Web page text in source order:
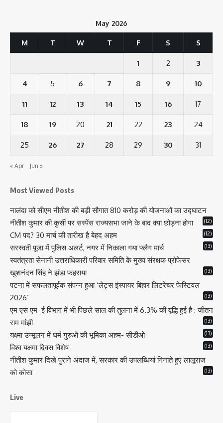
May 2026
M T W T F S S
1 2 3
4 5 6 7 8 9 10
11 12 13 14 15 16 17
18 19 20 21 22 23 24
25 26 27 28 29 30 31
« Apr Jun »
Most Viewed Posts
नालंदा को सीएम नीतीश की बड़ी सौगात 810 करोड़ की योजनाओं का उद्घाटन
(12)
नीतीश कुमार की कुर्सी पर सस्पेंस राज्यसभा जाने के बाद क्या छोड़ना होगा
CM पद? 30 मार्च की तारीख है बेहद अहम
(12)
सरस्वती पूजा में पुलिस अलर्ट, नगर में निकाला गया फ्लैग मार्च (13)
स्वतंत्रता सेनानी उत्तराधिकारी परिवार समिति के मुख्य संरक्षक प्रोफेसर
खुशनंदन सिंह ने झंडा फहराया
(13)
पटना में सफलतापूर्वक संपन्न हुआ ‘लेट्स इंस्पायर बिहार लिटरेचर फेस्टिवल
2026’
(13)
एम एस एम ई विभाग में भी पिछले साल की तुलना में 6.3% की वृद्धि हुई है : जीतन
राम मांझी
(13)
यक्ष्मा उन्मूलन में धर्म गुरुओं की भूमिका अहम- सीडीओ (13)
विश्व यक्षमा दिवस विशेष (13)
नीतीश कुमार दिखे पुराने अंदाज में, सरकार की उपलब्धियां गिनाते हुए लालूराज
को कोसा
(13)
Live